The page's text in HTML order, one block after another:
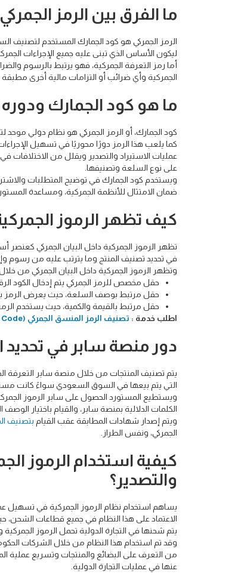
ما الفرق بين الرمز
الرمز الجمركي هو كود الجمارك المستخدم لتصنيف
ليكون الأساس الذي تبنى عليه جميع الإجراءات
أما رمز التعرفة الجمركية، فهو يرتبط بالرسوم
الجمركية وأي ضرائب أو التزامات مالية أخرى
ما هو كود الجمارك ودوره
كود الجمارك، أو الرمز الجمركي هو نظام دولي موحد
كما يلعب هذا الرمز دورًا محوريًا في تسهيل
عمليات الاستيراد والتصدير ويقلل من الاختلافات في
على نوع السلعة وتصنيفها.
ويستخدم كود الجمارك في توضيح المتطلبات
ضمان الامتثال للأنظمة الجمركية، ومساعدة
كيف تظهر الرموز
تظهر الرموز الجمركية داخل البيان الجمركي
في تحديد تصنيف المنتج وما يترتب عليه من رسوم
وتظهر الرموز الجمركية داخل البيان الجمركي من
حقل مخصص للرمز الجمركي يتم إدخال الكود الرقمي (غالبًا من 6 إلى 12
حقل مرتبط بوصف السلعة، حيث يعرض الرمز
حقل مرتبط بالقيمة والكمية، حيث يستخدم
اطلب خدمة : تصنيف الرمز المنسق الجمركي (HS Code)
دور منصة سابر في تحديد
يتم تصنيف المنتجات من خلال منصة سابر التعرفة
التي يتم بيعها في السوق السعودي سواءً كانت
ويستطيع المستورد الحصول على سابر الرموز
الكلمات الدلالية بمنصة سابر، والقيام باختيار
ويتم إصدار شهادات المطابقة عقب القيام بتصنيف
الجمركي، ونفس الطراز.
كيفية استخدام الرموز
والتصدير؟
يساهم استخدام نظام الرموز الجمركية في تسهيل
يتم شحنها في التجارة الدولية تحمل الرموز الجمركية
وقد تم استخدام هذا النظام من خلال الشركات
من التعرف على البضائع والمنتجات وتسريع عملية
عنها في عمليات التجارة الدولية.